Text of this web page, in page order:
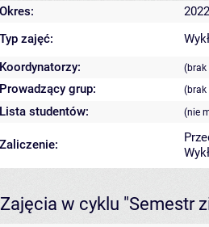
Okres:
Typ zajęć:
Koordynatorzy:
(brak
Prowadzący grup: (brak
Lista studentów: (nie
Zaliczenie:
Zajęcia w cyklu "Semestr